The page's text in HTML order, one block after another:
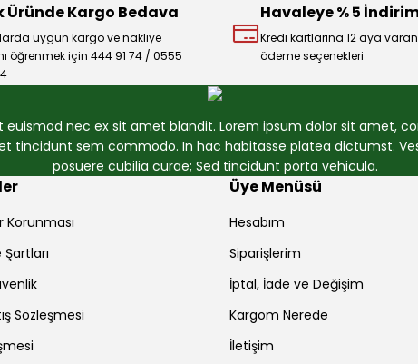
Üründe Kargo Bedava
uygun kargo ve nakliye
öğrenmek için 444 91 74 / 0555
Havaleye % 5 İndirim
Kredi kartlarına 12 aya
ödeme seçenekleri
nec ex sit amet blandit. Lorem ipsum dolor sit amet,
tincidunt sem commodo. In hac habitasse platea dictumst.
posuere cubilia curae; Sed tincidunt porta vehicula.
Korunması
Sözleşmesi
Üye Menüsü
Hesabım
Siparişlerim
İptal, İade ve Değişim
Kargom Nerede
İletişim